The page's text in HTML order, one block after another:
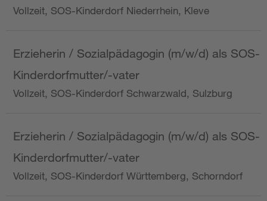
Vollzeit, SOS-Kinderdorf Niederrhein, Kleve
Erzieherin / Sozialpädagogin (m/w/d) als SOS-
Kinderdorfmutter/-vater
Vollzeit, SOS-Kinderdorf Schwarzwald, Sulzburg
Erzieherin / Sozialpädagogin (m/w/d) als SOS-
Kinderdorfmutter/-vater
Vollzeit, SOS-Kinderdorf Württemberg, Schorndorf